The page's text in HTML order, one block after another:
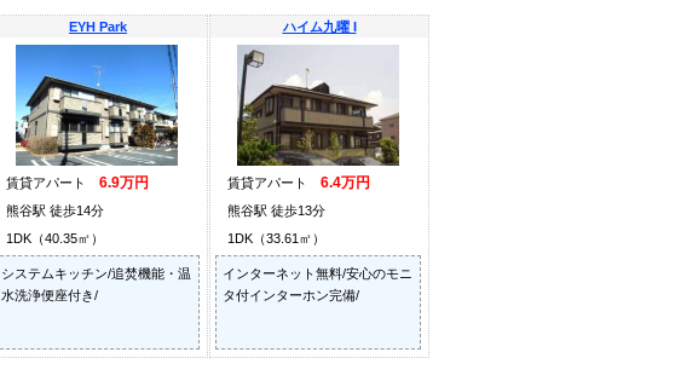
EYH Park
賃貸アパート 6.9万円
熊谷駅 徒歩14分
1DK（40.35㎡）
システムキッチン/追焚機能・温
水洗浄便座付き/
ハイム九曜 I
賃貸アパート 6.4万円
熊谷駅 徒歩13分
1DK（33.61㎡）
インターネット無料/安心のモニ
タ付インターホン完備/